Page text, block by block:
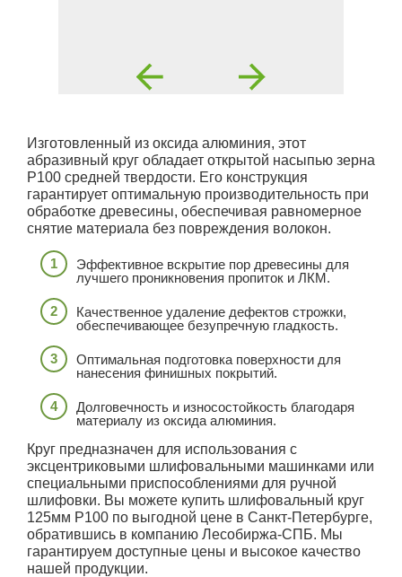
Изготовленный из оксида алюминия, этот
абразивный круг обладает открытой насыпью зерна
P100 средней твердости. Его конструкция
гарантирует оптимальную производительность при
обработке древесины, обеспечивая равномерное
снятие материала без повреждения волокон.
Эффективное вскрытие пор древесины для
лучшего проникновения пропиток и ЛКМ.
Качественное удаление дефектов строжки,
обеспечивающее безупречную гладкость.
Оптимальная подготовка поверхности для
нанесения финишных покрытий.
Долговечность и износостойкость благодаря
материалу из оксида алюминия.
Круг предназначен для использования с
эксцентриковыми шлифовальными машинками или
специальными приспособлениями для ручной
шлифовки. Вы можете купить шлифовальный круг
125мм P100 по выгодной цене в Санкт-Петербурге,
обратившись в компанию Лесобиржа-СПБ. Мы
гарантируем доступные цены и высокое качество
нашей продукции.